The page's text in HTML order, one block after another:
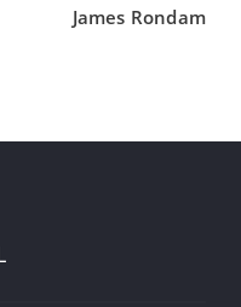
James Rondam